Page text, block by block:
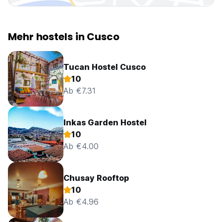
Mehr hostels in Cusco
Tucan Hostel Cusco
10
Ab €7.31
Inkas Garden Hostel
10
Ab €4.00
Chusay Rooftop
10
Ab €4.96